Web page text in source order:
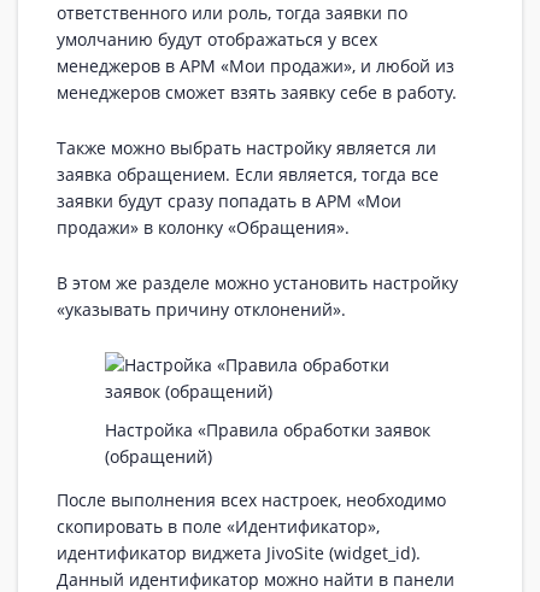
ответственного или роль, тогда заявки по
умолчанию будут отображаться у всех
менеджеров в АРМ «Мои продажи», и любой из
менеджеров сможет взять заявку себе в работу.
Также можно выбрать настройку является ли
заявка обращением. Если является, тогда все
заявки будут сразу попадать в АРМ «Мои
продажи» в колонку «Обращения».
В этом же разделе можно установить настройку
«указывать причину отклонений».
Настройка «Правила обработки заявок
(обращений)
После выполнения всех настроек, необходимо
скопировать в поле «Идентификатор»,
идентификатор виджета JivoSite (widget_id).
Данный идентификатор можно найти в панели